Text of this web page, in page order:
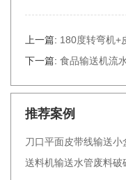
上一篇: 180度转弯机+
下一篇: 食品输送机流
推荐案例
刀口平面皮带线输送小
送料机输送水管废料破